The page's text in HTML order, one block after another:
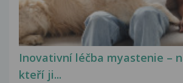
Inovativní léčba myastenie –
kteří ji...